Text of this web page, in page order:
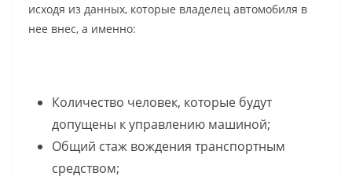
исходя из данных, которые владелец автомобиля в
нее внес, а именно:
Количество человек, которые будут
допущены к управлению машиной;
Общий стаж вождения транспортным
средством;